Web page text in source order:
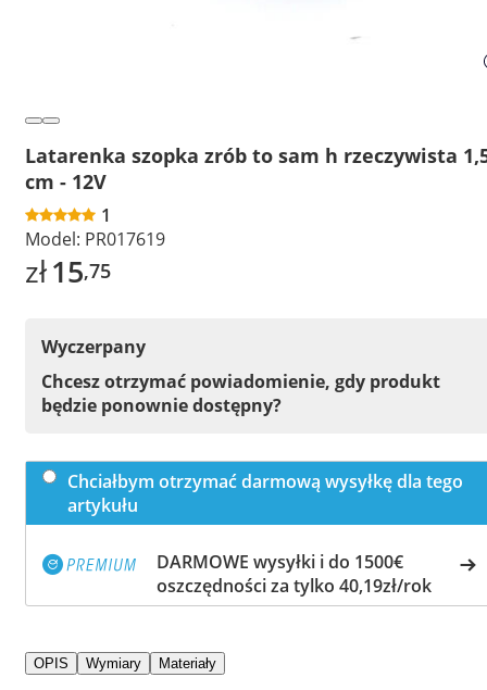
Latarenka szopka zrób to sam h rzeczywista
cm - 12V
1
Model: PR017619
zł15,75
Wyczerpany
Chcesz otrzymać powiadomienie, gdy produkt
będzie ponownie dostępny?
Chciałbym otrzymać darmową wysyłkę dla tego
artykułu
DARMOWE wysyłki i do 1500€
oszczędności za tylko 40,19zł/rok
OPIS Wymiary Materiały